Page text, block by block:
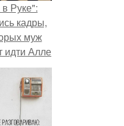
Руке":
кадры,
муж
идти Алле